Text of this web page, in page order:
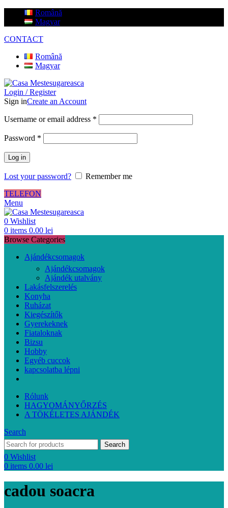
Română
Magyar
CONTACT
Română
Magyar
Login / Register
Sign inCreate an Account
Username or email address *
Password *
Log in
Lost your password?
Remember me
TELEFON
Menu
0 Wishlist
0 items 0.00 lei
Browse Categories
Ajándékcsomagok
Ajándékcsomagok
Ajándék utalvány
Lakásfelszerelés
Konyha
Ruházat
Kiegészítők
Gyerekeknek
Fiataloknak
Bizsu
Hobby
Egyéb cuccok
kapcsolatba lépni
Rólunk
HAGYOMÁNYŐRZÉS
A TÖKÉLETES AJÁNDÉK
Search
Search
0 Wishlist
0 items 0.00 lei
cadou soacra